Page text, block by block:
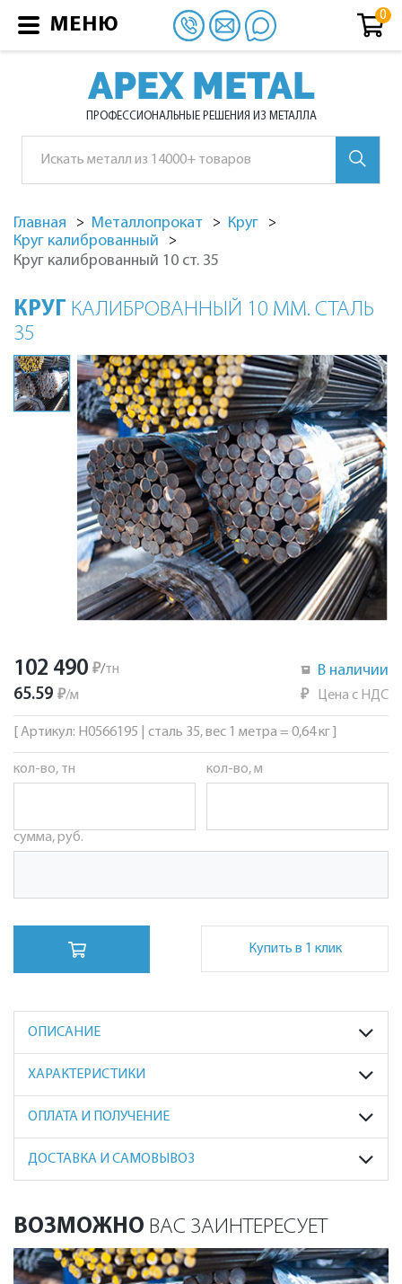
APEX METAL
ПРОФЕССИОНАЛЬНЫЕ РЕШЕНИЯ ИЗ МЕТАЛЛА
Главная Металлопрокат
Круг
Круг калиброванный
Круг калиброванный 10 ст. 35
КРУГ КАЛИБРОВАННЫЙ 10 ММ. СТАЛЬ
35
102 490 ₽/тн
65.59 ₽/м
В наличии
₽ Цена с НДС
[ Артикул: Н0566195 | сталь 35, вес 1 метра = 0,64 кг ]
кол-во, тн кол-во, м
сумма, руб.
Купить в 1 клик
ОПИСАНИЕ
ХАРАКТЕРИСТИКИ
ОПЛАТА И ПОЛУЧЕНИЕ
ДОСТАВКА И САМОВЫВОЗ
ВОЗМОЖНО ВАС ЗАИНТЕРЕСУЕТ
МЕНЮ